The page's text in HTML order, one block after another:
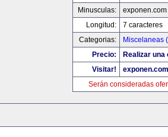
Minusculas:
exponen.com
Longitud:
7 caracteres
Categorias:
Miscelaneas
Precio:
Realizar una
Visitar!
exponen.com
Serán consideradas